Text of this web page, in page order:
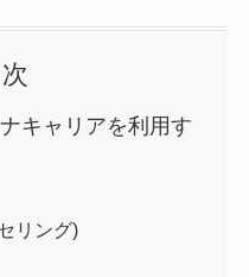
キャリアを利用す
リング)